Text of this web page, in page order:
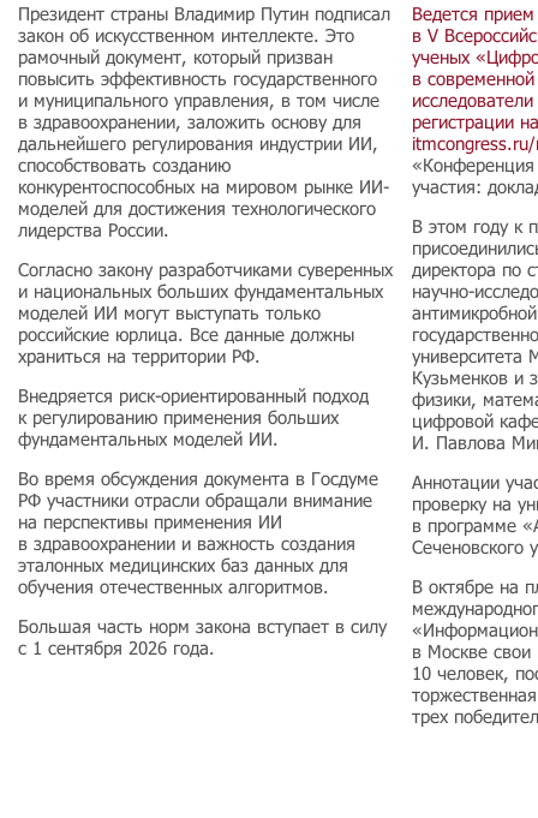
Президент страны Владимир Путин подписал
закон об искусственном интеллекте. Это
рамочный документ, который призван
повысить эффективность государственного
и муниципального управления, в том числе
в здравоохранении, заложить основу для
дальнейшего регулирования индустрии ИИ,
способствовать созданию
конкурентоспособных на мировом рынке ИИ-
моделей для достижения технологического
лидерства России.
Согласно закону разработчиками суверенных
и национальных больших фундаментальных
моделей ИИ могут выступать только
российские юрлица. Все данные должны
храниться на территории РФ.
Внедряется риск-ориентированный подход
к регулированию применения больших
фундаментальных моделей ИИ.
Во время обсуждения документа в Госдуме
РФ участники отрасли обращали внимание
на перспективы применения ИИ
в здравоохранении и важность создания
эталонных медицинских баз данных для
обучения отечественных алгоритмов.
Большая часть норм закона вступает в силу
с 1 сентября 2026 года.
Ведется
в V
ученых
в
регистрации
участия:
В этом году к
директора по
научно-
университета
Кузьменков и
физики,
цифровой
И. Павлова
Аннотации
проверку на
в программе
Сеченовского
В октябре на
в Москве свои
10 человек,
трех